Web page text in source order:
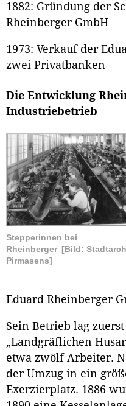
1882: Gründung der
Rheinberger GmbH
1973: Verkauf der
zwei Privatbanken
Die Entwicklung
Industriebetrieb
Stepperinnen bei
Rheinberger [Bild:
Pirmasens]
Eduard Rheinberger
Sein Betrieb lag
„Landgräflichen
etwa zwölf Arbeiter.
der Umzug in ein
Exerzierplatz. 1886